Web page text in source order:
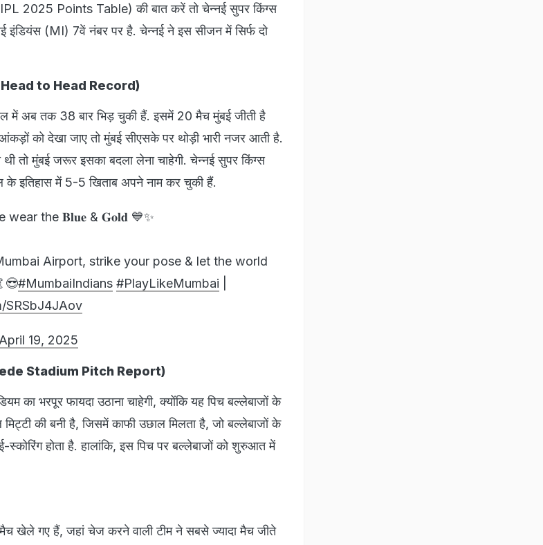
2025 Points Table) की बात करें तो चेन्नई सुपर किंग्स
इंडियंस (MI) 7वें नंबर पर है. चेन्नई ने इस सीजन में सिर्फ दो
Head to Head Record)
में अब तक 38 बार भिड़ चुकी हैं. इसमें 20 मैच मुंबई जीती है
को देखा जाए तो मुंबई सीएसके पर थोड़ी भारी नजर आती है.
तो मुंबई जरूर इसका बदला लेना चाहेगी. चेन्नई सुपर किंग्स
इतिहास में 5-5 खिताब अपने नाम कर चुकी हैं.
the 𝐁𝐥𝐮𝐞 & 𝐆𝐨𝐥𝐝 💙✨
Airport, strike your pose & let the world
#MumbaiIndians #PlayLikeMumbai
SRSbJ4JAov
April 19, 2025
Stadium Pitch Report)
का भरपूर फायदा उठाना चाहेगी, क्योंकि यह पिच बल्लेबाजों के
की बनी है, जिसमें काफी उछाल मिलता है, जो बल्लेबाजों के
होता है. हालांकि, इस पिच पर बल्लेबाजों को शुरुआत में
खेले गए हैं, जहां चेज करने वाली टीम ने सबसे ज्यादा मैच जीते